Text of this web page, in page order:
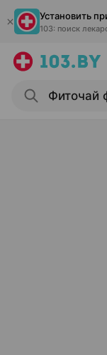
Установить
103: поиск